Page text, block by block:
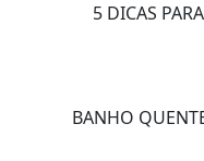
5 DICAS
BANHO